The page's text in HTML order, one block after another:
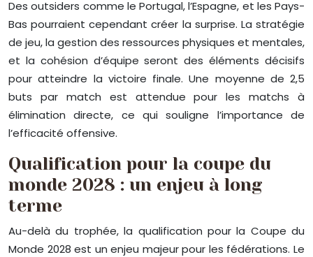
Des outsiders comme le Portugal, l’Espagne, et les Pays-
Bas pourraient cependant créer la surprise. La stratégie
de jeu, la gestion des ressources physiques et mentales,
et la cohésion d’équipe seront des éléments décisifs
pour atteindre la victoire finale. Une moyenne de 2,5
buts par match est attendue pour les matchs à
élimination directe, ce qui souligne l’importance de
l’efficacité offensive.
Qualification pour la coupe du
monde 2028 : un enjeu à long
terme
Au-delà du trophée, la qualification pour la Coupe du
Monde 2028 est un enjeu majeur pour les fédérations. Le